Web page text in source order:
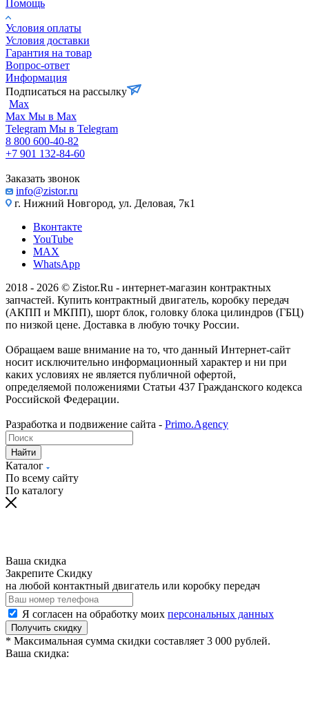
Помощь
Условия оплаты
Условия доставки
Гарантия на товар
Вопрос-ответ
Информация
Подписаться на рассылку
Max
Max Мы в Max
Telegram Мы в Telegram
8 800 600-40-82
+7 901 132-84-60
Заказать звонок
info@zistor.ru
г. Нижний Новгород, ул. Деловая, 7к1
Вконтакте
YouTube
MAX
WhatsApp
2018 - 2026 © Zistor.Ru - интернет-магазин контрактных
запчастей. Купить контрактный двигатель, коробку передач
(АКПП и МКПП), шорт блок, головку блока цилиндров (ГБЦ)
по низкой цене. Доставка в любую точку России.
Обращаем ваше внимание на то, что данный Интернет-сайт
носит исключительно информационный характер и ни при
каких условиях не является публичной офертой,
определяемой положениями Статьи 437 Гражданского кодекса
Российской Федерации.
Разработка и подвижение сайта - Primo.Agency
Найти
Каталог
По всему сайту
По каталогу
Ваша скидка
Закрепите Скидку
на любой контактный двигатель или коробку передач
Я согласен на обработку моих персональных данных
Получить скидку
* Максимальная сумма скидки составляет 3 000 рублей.
Ваша скидка: